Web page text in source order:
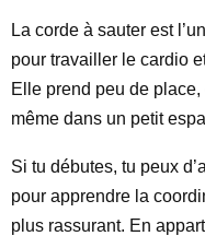
La corde à sauter est
pour travailler le cardio
Elle prend peu de
même dans un petit
Si tu débutes, tu peux
pour apprendre la
plus rassurant. En